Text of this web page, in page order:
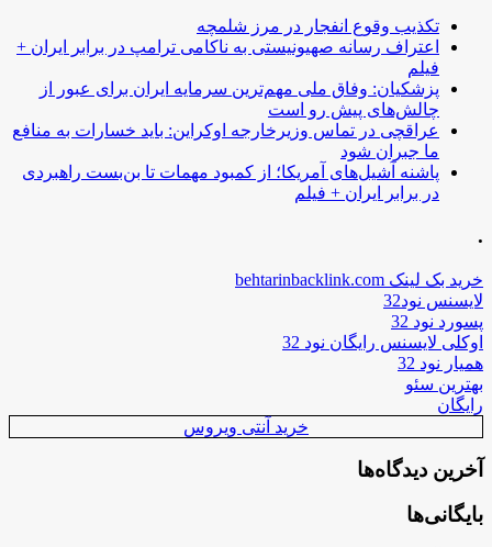
تکذیب وقوع انفجار در مرز شلمچه
اعتراف رسانه صهیونیستی به ناکامی ترامپ در برابر ایران +
فیلم
پزشکیان: وفاق ملی مهم‌ترین سرمایه ایران برای عبور از
چالش‌های پیش رو است
عراقچی در تماس وزیرخارجه اوکراین: باید خسارات به منافع
ما جبران شود
پاشنه آشیل‌های آمریکا؛ از کمبود مهمات تا بن‌بست راهبردی
در برابر ایران + فیلم
.
خرید بک لینک behtarinbacklink.com
لایسنس نود32
پسورد نود 32
اوکلی لایسنس رایگان نود 32
همیار نود 32
بهترین سئو
رایگان
خرید آنتی ویروس
آخرین دیدگاه‌ها
بایگانی‌ها